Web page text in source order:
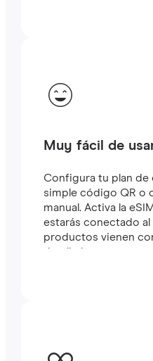
Muy fácil de
Configura tu plan de
simple código QR o
manual. Activa la
estarás conectado al
productos vienen
detalladas.